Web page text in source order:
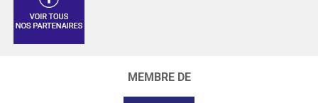
MEMBRE DE